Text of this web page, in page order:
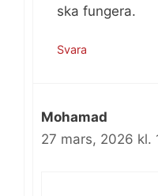
ska fungera.
Svara
Mohamad
27 mars, 2026 kl.